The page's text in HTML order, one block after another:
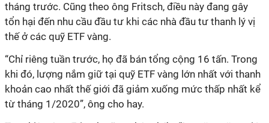
tháng trước. Cũng theo ông Fritsch, điều này đang gây
tổn hại đến nhu cầu đầu tư khi các nhà đầu tư thanh lý vị
thế ở các quỹ ETF vàng.
“Chỉ riêng tuần trước, họ đã bán tổng cộng 16 tấn. Trong
khi đó, lượng nắm giữ tại quỹ ETF vàng lớn nhất với thanh
khoản cao nhất thế giới đã giảm xuống mức thấp nhất kể
từ tháng 1/2020”, ông cho hay.